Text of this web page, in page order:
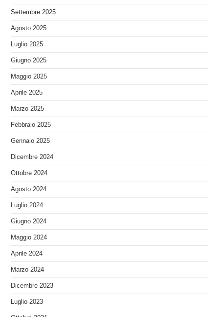
Settembre 2025
Agosto 2025
Luglio 2025
Giugno 2025
Maggio 2025
Aprile 2025
Marzo 2025
Febbraio 2025
Gennaio 2025
Dicembre 2024
Ottobre 2024
Agosto 2024
Luglio 2024
Giugno 2024
Maggio 2024
Aprile 2024
Marzo 2024
Dicembre 2023
Luglio 2023